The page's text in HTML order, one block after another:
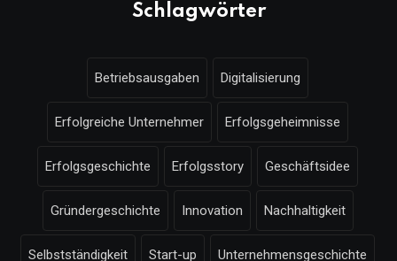
Schlagwörter
Betriebsausgaben Digitalisierung
Erfolgreiche Unternehmer Erfolgsgeheimnisse
Erfolgsgeschichte Erfolgsstory Geschäftsidee
Gründergeschichte Innovation Nachhaltigkeit
Selbstständigkeit Start-up Unternehmensgeschichte